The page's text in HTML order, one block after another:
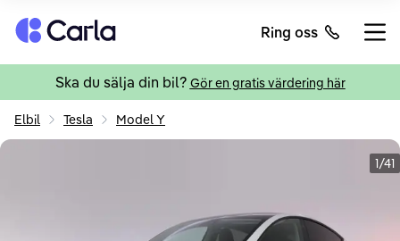
Tillbaka till startsidan Ring oss
Ska du sälja din bil? Gör en gratis värdering här
Elbil Tesla Model Y
1/41